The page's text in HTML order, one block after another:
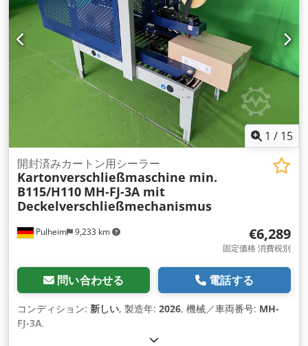
1 / 15
Pulheim 9,233 km
開封済みカートン用シーラー
Kartonverschließmaschine min.
B115/H110 MH-FJ-3A mit
Deckelverschließmechanismus
€6,289
固定価格 消費税別
問い合わせる 電話する
コンディション: 新しい, 製造年: 2026, 機械／車両番号: MH-
FJ-3A,